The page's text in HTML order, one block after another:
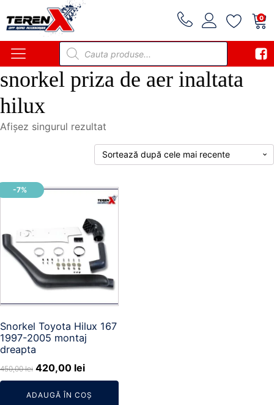
0
Products
search
snorkel priza de aer inaltata
hilux
Afișez singurul rezultat
-7%
Snorkel Toyota Hilux 167
1997-2005 montaj
dreapta
450,00lei Prețul
inițial
a
420,00 leiPrețul
curent
este:
ADAUGĂ ÎN COȘ